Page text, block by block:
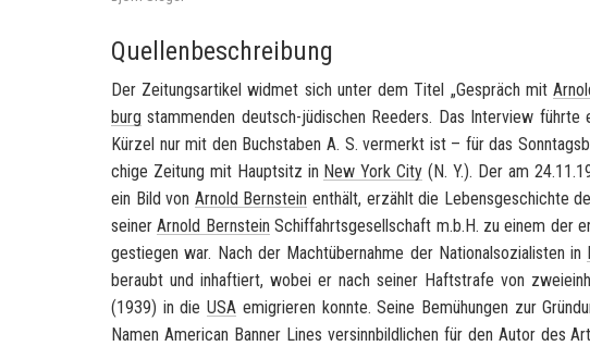
Quellenbeschreibung
Der Zei­tungs­ar­ti­kel wid­met sich unter dem Titel „Ge­spräch mit
burg stam­men­den deutsch-​jüdischen Ree­ders. Das In­ter­view
Kür­zel nur mit den Buch­sta­ben A. S. ver­merkt ist – für das
chi­ge Zei­tung mit Haupt­sitz in New York City (N. Y.). Der am
ein Bild von Ar­nold Bern­stein ent­hält, er­zählt die Le­bens­ge­schich­te
sei­nerAr­nold Bern­stein Schif­fahrts­ge­sell­schaft m.b.H. zu einem der
ge­stie­gen war. Nach der Macht­über­nah­me der Na­tio­nal­so­zia­lis­ten in
be­raubt und in­haf­tiert, wobei er nach sei­ner Haft­stra­fe von
(1939) in dieUSA emi­grie­ren konn­te. Seine Be­mü­hun­gen zur
Namen Ame­ri­can Ban­ner Lines ver­sinn­bild­li­chen für den Autor des